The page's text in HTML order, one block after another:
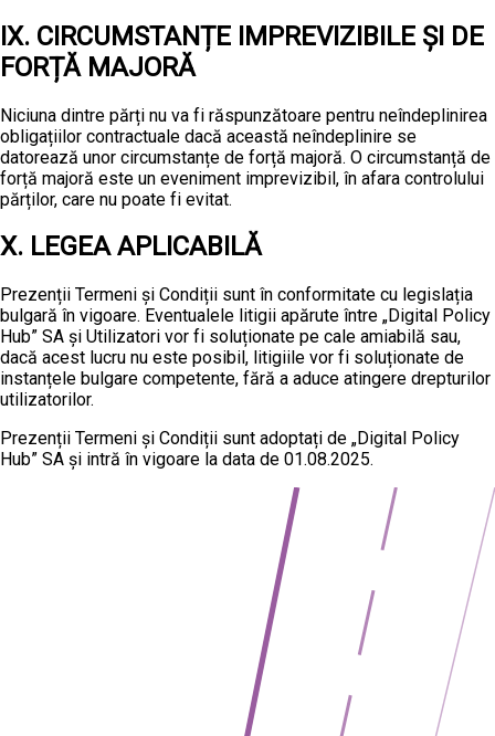
IX. CIRCUMSTANȚE IMPREVIZIBILE ȘI DE
FORȚĂ MAJORĂ
Niciuna dintre părți nu va fi răspunzătoare pentru neîndeplinirea
obligațiilor contractuale dacă această neîndeplinire se
datorează unor circumstanțe de forță majoră. O circumstanță de
forță majoră este un eveniment imprevizibil, în afara controlului
părților, care nu poate fi evitat.
X. LEGEA APLICABILĂ
Prezenții Termeni și Condiții sunt în conformitate cu legislația
bulgară în vigoare. Eventualele litigii apărute între „Digital Policy
Hub” SA și Utilizatori vor fi soluționate pe cale amiabilă sau,
dacă acest lucru nu este posibil, litigiile vor fi soluționate de
instanțele bulgare competente, fără a aduce atingere drepturilor
utilizatorilor.
Prezenții Termeni și Condiții sunt adoptați de „Digital Policy
Hub” SA și intră în vigoare la data de 01.08.2025.